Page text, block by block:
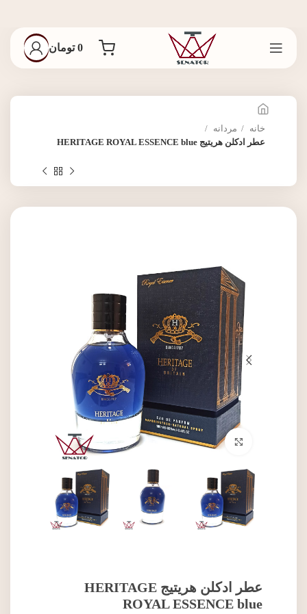
0 تومان
خانه
مردانه
عطر ادکلن هریتیج HERITAGE ROYAL ESSENCE blue
برای بزرگنمایی کلیک کنید
عطر ادکلن هریتیج HERITAGE
ROYAL ESSENCE blue